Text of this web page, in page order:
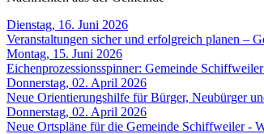
Dienstag, 16. Juni 2026
Veranstaltungen sicher und erfolgreich planen –
Montag, 15. Juni 2026
Eichenprozessionsspinner: Gemeinde
Donnerstag, 02. April 2026
Neue Orientierungshilfe für Bürger, Neubürger
Donnerstag, 02. April 2026
Neue Ortspläne für die Gemeinde Schiffweiler -